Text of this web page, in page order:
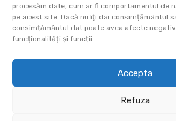
procesăm date, cum ar fi comportamentul de
pe acest site. Dacă nu îți dai consimțământul
consimțământul dat poate avea afecte
funcționalități și funcții.
Accepta
Refuza
Retur
Metoda de plata